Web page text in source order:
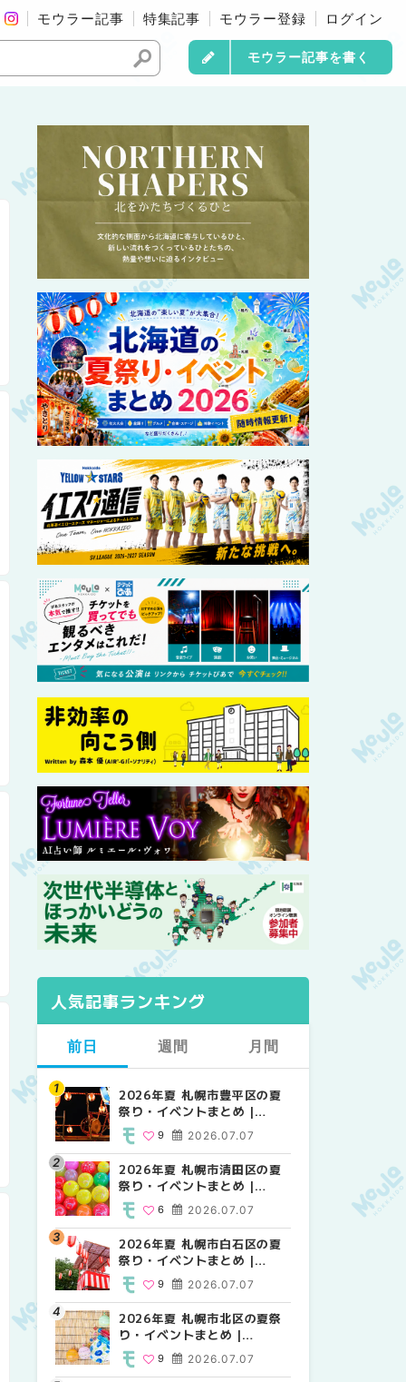
モウラー記事 特集記事 モウラー登録 ログイン
モウラー記事を書く
人気記事ランキング
前日
2026年夏 札幌市豊平区の夏
祭り・イベントまとめ |
MouLa HOKKAIDO
2026.07.07
9
2026年夏 札幌市清田区の夏
祭り・イベントまとめ |
MouLa HOKKAIDO
2026.07.07
6
2026年夏 札幌市白石区の夏
祭り・イベントまとめ |
MouLa HOKKAIDO
2026.07.07
9
2026年夏 札幌市北区の夏祭
り・イベントまとめ |
MouLa HOKKAIDO
2026.07.07
9
週間
【2026年最新】札幌のおすす
めビアガーデン｜オープン日
穴場テラスまで | MouLa
HOKKAIDO
24
2026年夏 札幌市白石区の夏
祭り・イベントまとめ |
9
2026年夏 札幌市西区の夏祭
り・イベントまとめ |
13
2026年夏 札幌市豊平区の夏
祭り・イベントまとめ |
9
月間
【2026年最新】札幌のおすす
めビアガーデン｜オープン日
穴場テラスまで | MouLa
HOKKAIDO
24
2026年夏 札幌市北区の夏祭
り・イベントまとめ |
9
2026年夏 札幌市白石区の夏
祭り・イベントまとめ |
9
2026年夏 札幌市西区の夏祭
り・イベントまとめ |
13